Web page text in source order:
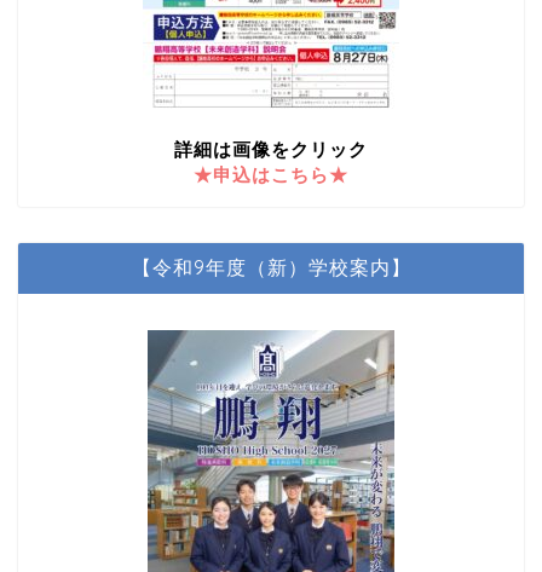
詳細は画像をクリック
★申込はこちら★
【令和9年度（新）学校案内】